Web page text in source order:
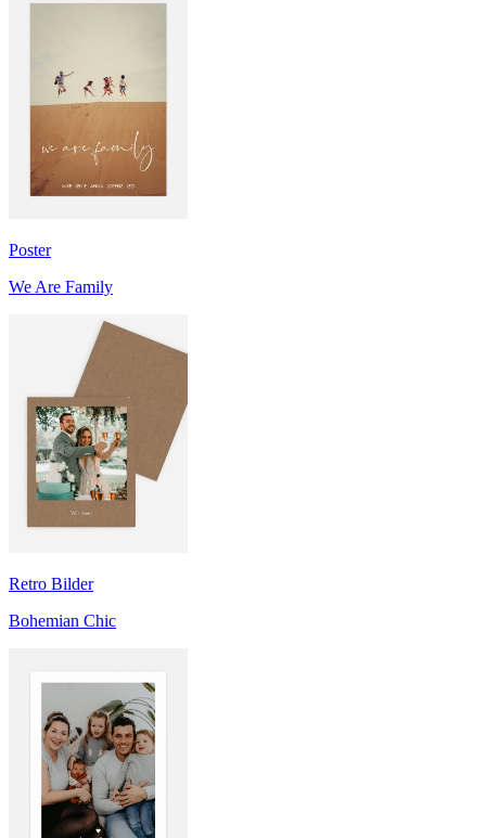
Poster
We Are Family
Retro Bilder
Bohemian Chic